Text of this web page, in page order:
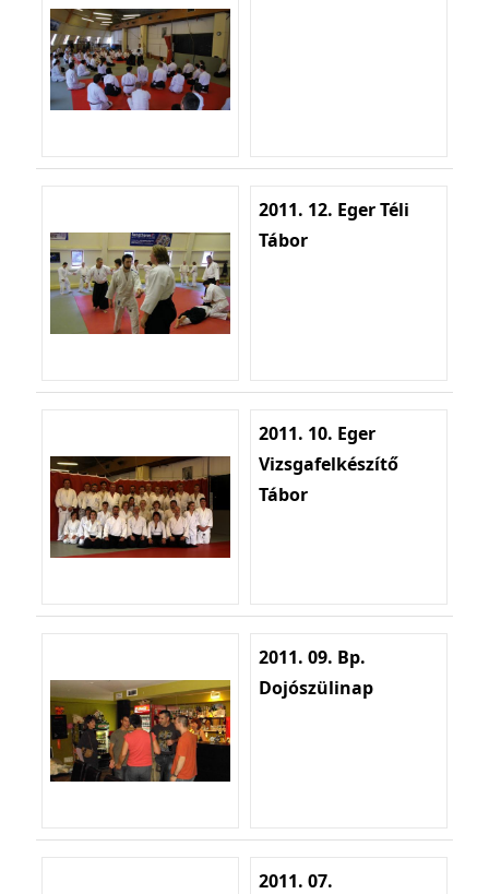
2011. 12. Eger Téli
Tábor
2011. 10. Eger
Vizsgafelkészítő
Tábor
2011. 09. Bp.
Dojószülinap
2011. 07.